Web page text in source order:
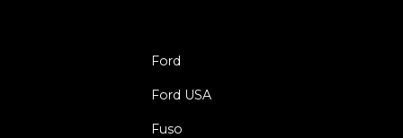
Ford
Ford USA
Fuso